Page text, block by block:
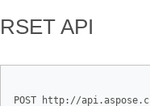
RSET API
POST http://